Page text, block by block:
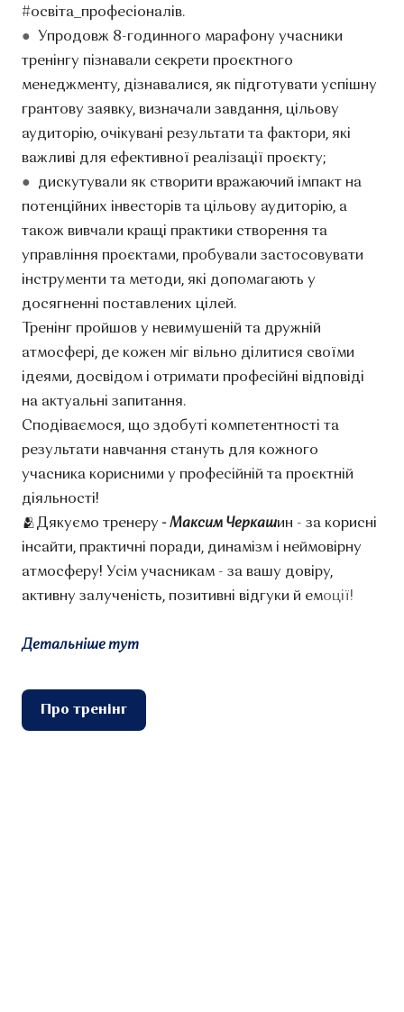
#освіта_професіоналів.
●
Упродовж 8-годинного марафону учасники
тренінгу пізнавали секрети проєктного
менеджменту, дізнавалися, як підготувати успішну
грантову заявку, визначали завдання, цільову
аудиторію, очікувані результати та фактори, які
важливі для ефективної реалізації проєкту;
● ️дискутували як створити вражаючий імпакт на
потенційних інвесторів та цільову аудиторію, а
також вивчали кращі практики створення та
управління проєктами, пробували застосовувати
інструменти та методи, які допомагають у
досягненні поставлених цілей.
Тренінг пройшов у невимушеній та дружній
атмосфері, де кожен міг вільно ділитися своїми
ідеями, досвідом і отримати професійні відповіді
на актуальні запитання.
Сподіваємося, що здобуті компетентності та
результати навчання стануть для кожного
учасника корисними у професійній та проєктній
діяльності!
🫂Дякуємо тренеру - Максим Черкашин - за корисні
інсайти, практичні поради, динамізм і неймовірну
атмосферу! Усім учасникам - за вашу довіру,
активну залученість, позитивні відгуки й емоції!
Детальніше тут
Про тренінг